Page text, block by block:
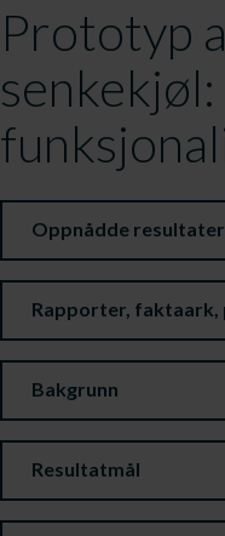
Prototyp
Oppnådde resultater
Rapporter, faktaark,
Bakgrunn
Resultatmål